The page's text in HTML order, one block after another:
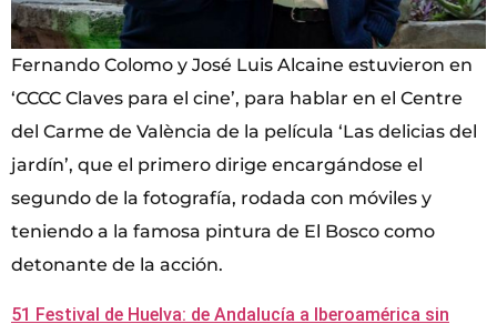
Fernando Colomo y José Luis Alcaine estuvieron en
‘CCCC Claves para el cine’, para hablar en el Centre
del Carme de València de la película ‘Las delicias del
jardín’, que el primero dirige encargándose el
segundo de la fotografía, rodada con móviles y
teniendo a la famosa pintura de El Bosco como
detonante de la acción.
51 Festival de Huelva: de Andalucía a Iberoamérica sin